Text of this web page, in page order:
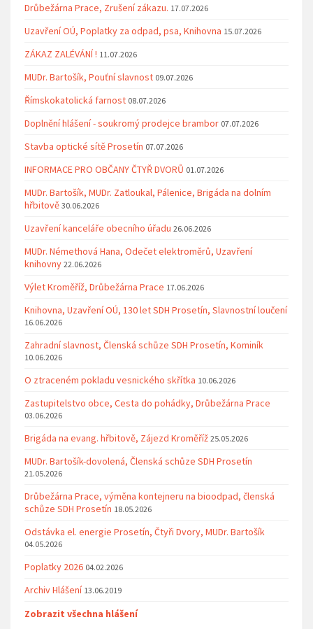
Drůbežárna Prace, Zrušení zákazu. 17.07.2026
Uzavření OÚ, Poplatky za odpad, psa, Knihovna 15.07.2026
ZÁKAZ ZALÉVÁNÍ ! 11.07.2026
MUDr. Bartošík, Pouťní slavnost 09.07.2026
Římskokatolická farnost 08.07.2026
Doplnění hlášení - soukromý prodejce brambor 07.07.2026
Stavba optické sítě Prosetín 07.07.2026
INFORMACE PRO OBČANY ČTYŘ DVORŮ 01.07.2026
MUDr. Bartošík, MUDr. Zatloukal, Pálenice, Brigáda na dolním
hřbitově 30.06.2026
Uzavření kanceláře obecního úřadu 26.06.2026
MUDr. Némethová Hana, Odečet elektroměrů, Uzavření
knihovny 22.06.2026
Výlet Kroměříž, Drůbežárna Prace 17.06.2026
Knihovna, Uzavření OÚ, 130 let SDH Prosetín, Slavnostní loučení
16.06.2026
Zahradní slavnost, Členská schůze SDH Prosetín, Kominík
10.06.2026
O ztraceném pokladu vesnického skřítka 10.06.2026
Zastupitelstvo obce, Cesta do pohádky, Drůbežárna Prace
03.06.2026
Brigáda na evang. hřbitově, Zájezd Kroměříž 25.05.2026
MUDr. Bartošík-dovolená, Členská schůze SDH Prosetín
21.05.2026
Drůbežárna Prace, výměna kontejneru na bioodpad, členská
schůze SDH Prosetín 18.05.2026
Odstávka el. energie Prosetín, Čtyři Dvory, MUDr. Bartošík
04.05.2026
Poplatky 2026 04.02.2026
Archiv Hlášení 13.06.2019
Zobrazit všechna hlášení